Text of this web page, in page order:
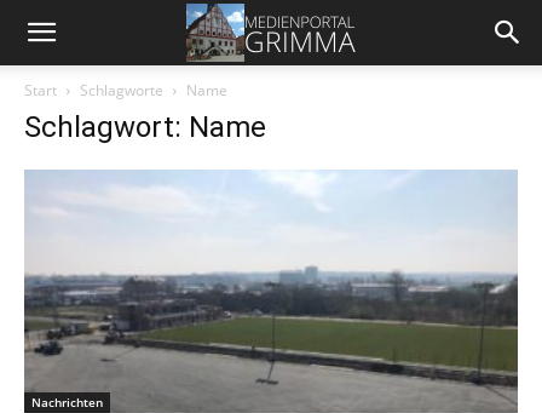
Start Schlagworte Name
Schlagwort: Name
Nachrichten